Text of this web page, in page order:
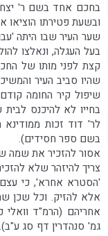
בחכם אחד בשם ר'
ובשעת פטירתו הוציאו
שער העיר שבו היתה
בעל העגלה, ונאלצו
קצת לפני מותו של
שהיו סביב העיר
שיפול קיר החומה
בחייו לא להיכנס
לר' דוד זכות
בשם ספר חסידים).
אסור להזכיר את שמה
צריך להיזהר שלא
'הסטרא אחרא', כי עצם
אלא להזיק. וכל שכן
אחריהם (הרמ"ד
גמ' סנהדרין דף סג